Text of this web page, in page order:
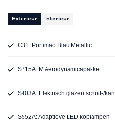
Exterieur Interieur
C31: Portimao Blau Metallic
S715A: M Aerodynamicapakket
S403A: Elektrisch glazen schuif-/
S552A: Adaptieve LED koplampen